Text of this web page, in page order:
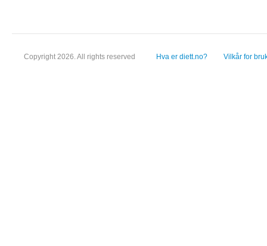
Copyright 2026. All rights reserved Hva er diett.no? Vilkår for